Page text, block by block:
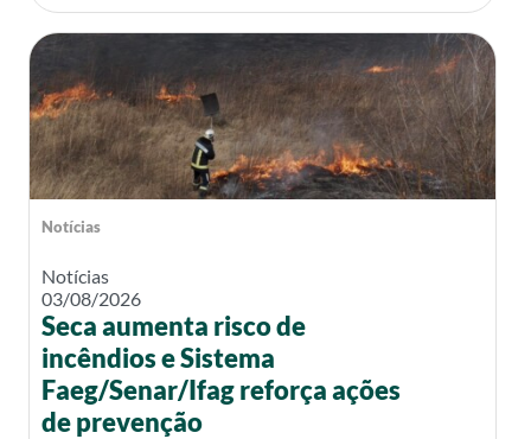
Notícias
Notícias
03/08/2026
Seca aumenta risco de
incêndios e Sistema
Faeg/Senar/Ifag reforça ações
de prevenção